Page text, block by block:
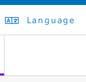
Language